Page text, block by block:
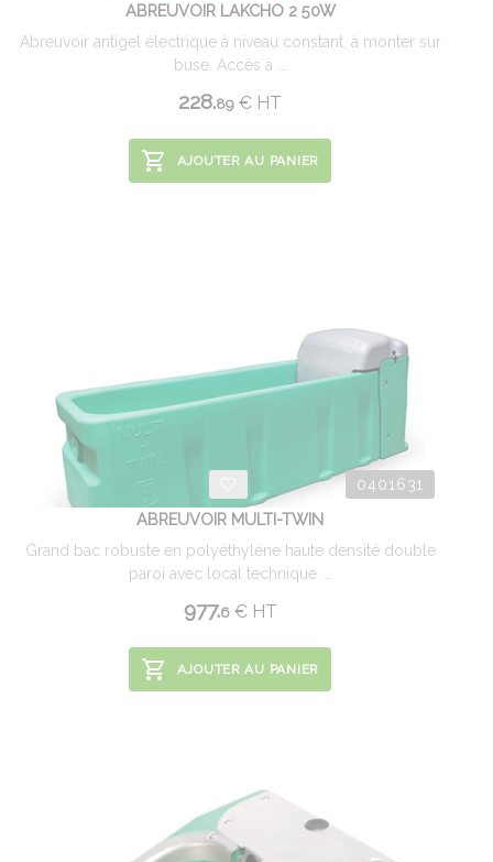
ABREUVOIR LAKCHO 2 50W
Abreuvoir antigel électrique à niveau constant, à monter sur
buse. Accès à ...
228.89 € HT
AJOUTER AU PANIER
0401631
ABREUVOIR MULTI-TWIN
Grand bac robuste en polyéthylène haute densité double
paroi avec local technique ...
977.6 €HT
AJOUTER AU PANIER